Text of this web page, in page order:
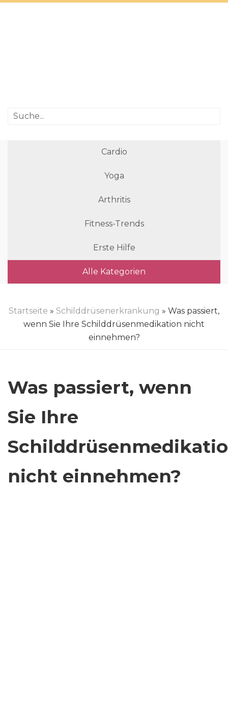
Cardio
Yoga
Arthritis
Fitness-Trends
Erste Hilfe
Alle Kategorien
Startseite » Schilddrüsenerkrankung » Was passiert,
wenn Sie Ihre Schilddrüsenmedikation nicht
einnehmen?
Was passiert, wenn
Sie Ihre
nicht einnehmen?